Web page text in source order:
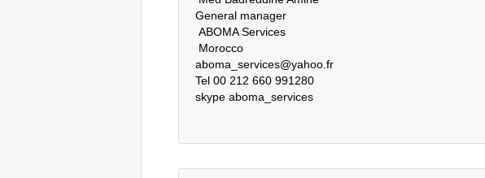
General manager
aboma_services@yahoo.fr
Tel 00 212 660 991280
skype aboma_services